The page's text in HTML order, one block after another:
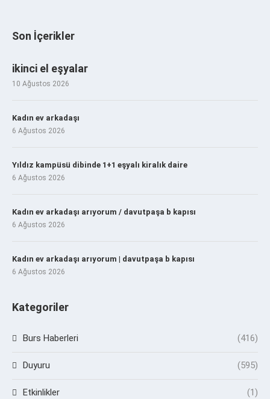
Son İçerikler
ikinci el eşyalar
10 Ağustos 2026
Kadın ev arkadaşı
6 Ağustos 2026
Yıldız kampüsü dibinde 1+1 eşyalı kiralık daire
6 Ağustos 2026
Kadın ev arkadaşı arıyorum / davutpaşa b kapısı
6 Ağustos 2026
Kadın ev arkadaşı arıyorum | davutpaşa b kapısı
6 Ağustos 2026
Kategoriler
Burs Haberleri (416)
Duyuru (595)
Etkinlikler (1)